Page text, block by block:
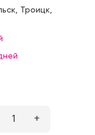
Троицк
1 +